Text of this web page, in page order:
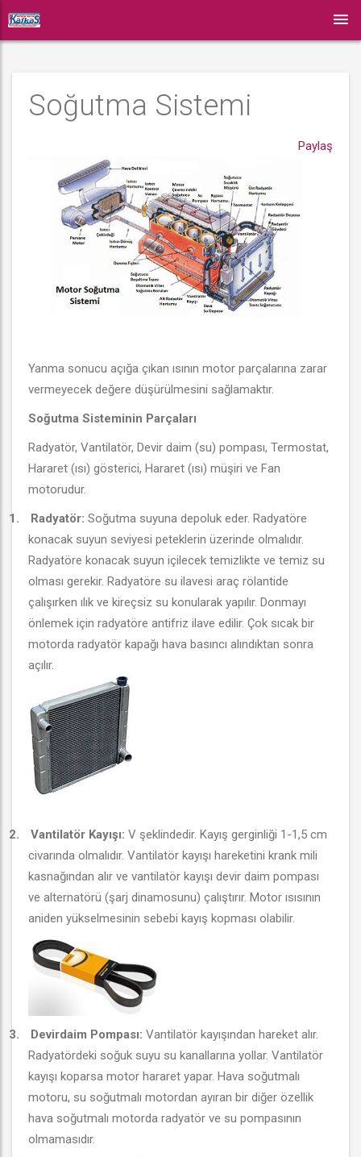
Soğutma Sistemi
Paylaş
Yanma sonucu açığa çıkan ısının motor parçalarına zarar
vermeyecek değere düşürülmesini sağlamaktır.
Soğutma Sisteminin Parçaları
Radyatör, Vantilatör, Devir daim (su) pompası, Termostat,
Hararet (ısı) gösterici, Hararet (ısı) müşiri ve Fan
motorudur.
1.
Radyatör: Soğutma suyuna depoluk eder. Radyatöre
konacak suyun seviyesi peteklerin üzerinde olmalıdır.
Radyatöre konacak suyun içilecek temizlikte ve temiz su
olması gerekir. Radyatöre su ilavesi araç rölantide
çalışırken ılık ve kireçsiz su konularak yapılır. Donmayı
önlemek için radyatöre antifriz ilave edilir. Çok sıcak bir
motorda radyatör kapağı hava basıncı alındıktan sonra
açılır.
2. Vantilatör Kayışı: V şeklindedir. Kayış gerginliği 1-1,5 cm
civarında olmalıdır. Vantilatör kayışı hareketini krank mili
kasnağından alır ve vantilatör kayışı devir daim pompası
ve alternatörü (şarj dinamosunu) çalıştırır. Motor ısısının
aniden yükselmesinin sebebi kayış kopması olabilir.
3. Devirdaim Pompası: Vantilatör kayışından hareket alır.
Radyatördeki soğuk suyu su kanallarına yollar. Vantilatör
kayışı koparsa motor hararet yapar. Hava soğutmalı
motoru, su soğutmalı motordan ayıran bir diğer özellik
hava soğutmalı motorda radyatör ve su pompasının
olmamasıdır.